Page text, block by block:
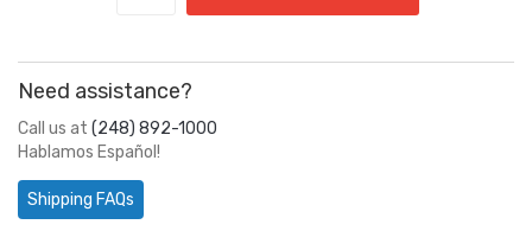
Need assistance?
Call us at (248) 892-1000
Hablamos Español!
Shipping FAQs